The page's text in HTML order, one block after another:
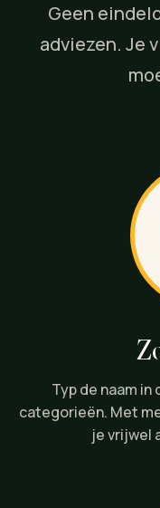
Geen
adviezen. Je
Typ de naam
categorieën. Met
je vrijwel